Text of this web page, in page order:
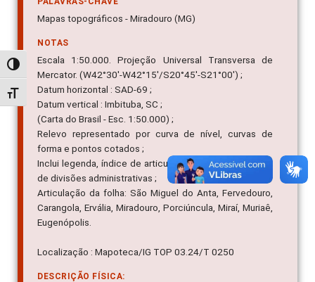
Alternar alto contraste
Alternar tamanho da fonte
Mapas topográficos - Miradouro (MG)
NOTAS
Escala 1:50.000. Projeção Universal Transversa de
Mercator. (W42°30'-W42°15'/S20°45'-S21°00') ;
Datum horizontal : SAD-69 ;
Datum vertical : Imbituba, SC ;
(Carta do Brasil - Esc. 1:50.000) ;
Relevo representado por curva de nível, curvas de
forma e pontos cotados ;
Inclui legenda, índice de articulação das folhas e mapa
de divisões administrativas ;
Articulação da folha: São Miguel do Anta, Fervedouro,
Carangola, Ervália, Miradouro, Porciúncula, Miraí, Muriaê,
Eugenópolis.
Localização : Mapoteca/IG TOP 03.24/T 0250
DESCRIÇÃO FÍSICA: